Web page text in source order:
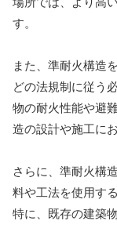
す。
また、準耐火構造
どの法規制に従う
物の耐火性能や避
造の設計や施工に
さらに、準耐火構
料や工法を使用す
特に、既存の建築